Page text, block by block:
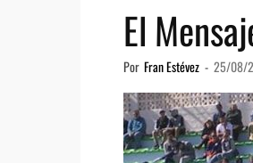
El
Por Fran Estévez - 25/08/